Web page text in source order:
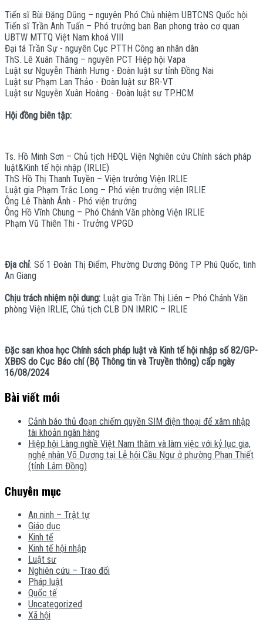
Tiến sĩ Bùi Đặng Dũng – nguyên Phó Chủ nhiệm UBTCNS Quốc hội
Tiến sĩ Trần Anh Tuấn – Phó trưởng ban Ban phong trào cơ quan
UBTW MTTQ Việt Nam khoá VIII
Đại tá Trần Sự - nguyên Cục PTTH Công an nhân dân
ThS. Lê Xuân Thăng – nguyên PCT Hiệp hội Vapa
Luật sư Nguyễn Thành Hưng - Đoàn luật sư tỉnh Đồng Nai
Luật sư Phạm Lan Thảo - Đoàn luật sư BR-VT
Luật sư Nguyễn Xuân Hoàng - Đoàn luật sư TP.HCM
Hội đồng biên tập:
Ts. Hồ Minh Sơn – Chủ tịch HĐQL Viện Nghiên cứu Chính sách pháp
luật&Kinh tế hội nhập (IRLIE)
ThS Hồ Thị Thanh Tuyền – Viện trưởng Viện IRLIE
Luật gia Phạm Trắc Long – Phó viện trưởng viện IRLIE
Ông Lê Thành Ánh - Phó viện trưởng
Ông Hồ Vĩnh Chung – Phó Chánh Văn phòng Viện IRLIE
Phạm Vũ Thiên Thi - Trưởng VPGD
Địa chỉ: Số 1 Đoàn Thị Điểm, Phường Dương Đông TP Phú Quốc, tinh
An Giang
Chịu trách nhiệm nội dung: Luật gia Trần Thị Liên – Phó Chánh Văn
phòng Viện IRLIE, Chủ tịch CLB DN IMRIC – IRLIE
Đặc san khoa học Chính sách pháp luật và Kinh tế hội nhập số 82/GP-
XBĐS do Cục Báo chí (Bộ Thông tin và Truyền thông) cấp ngày
16/08/2024
Bài viết mới
Cảnh báo thủ đoạn chiếm quyền SIM điện thoại để xâm nhập
tài khoản ngân hàng
Hiệp hội Làng nghề Việt Nam thăm và làm việc với kỷ lục gia,
nghệ nhân Võ Dương tại Lễ hội Cầu Ngư ở phường Phan Thiết
(tỉnh Lâm Đồng)
Chuyên mục
An ninh – Trật tự
Giáo dục
Kinh tế
Kinh tế hội nhập
Luật sư
Nghiên cứu – Trao đổi
Pháp luật
Quốc tế
Uncategorized
Xã hội